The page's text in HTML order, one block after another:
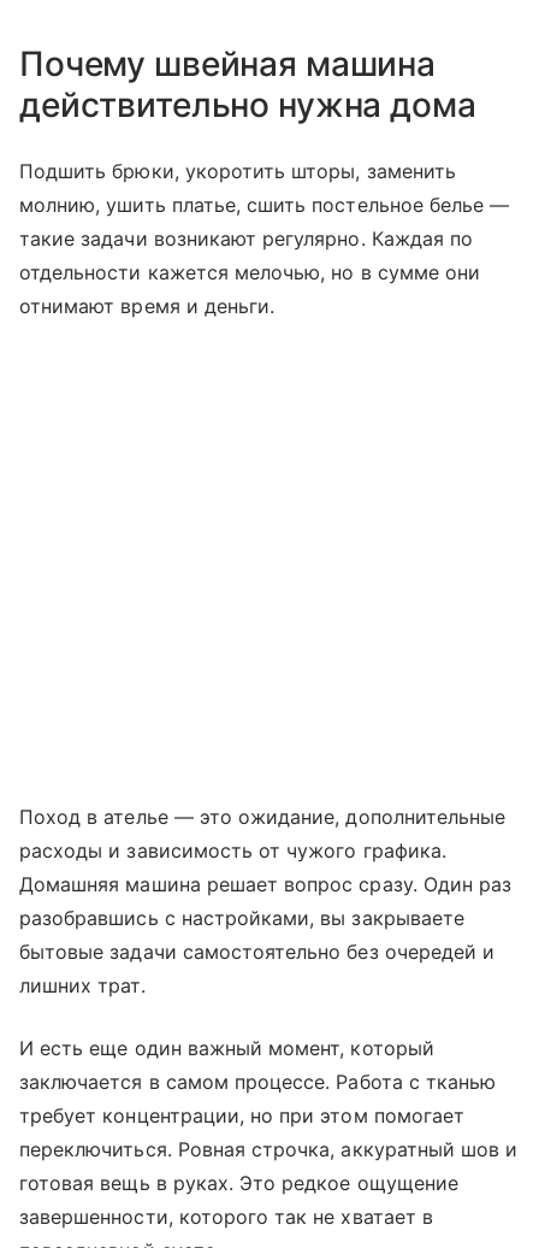
Почему швейная машина
действительно нужна дома
Подшить брюки, укоротить шторы, заменить
молнию, ушить платье, сшить постельное белье —
такие задачи возникают регулярно. Каждая по
отдельности кажется мелочью, но в сумме они
отнимают время и деньги.
Поход в ателье — это ожидание, дополнительные
расходы и зависимость от чужого графика.
Домашняя машина решает вопрос сразу. Один раз
разобравшись с настройками, вы закрываете
бытовые задачи самостоятельно без очередей и
лишних трат.
И есть еще один важный момент, который
заключается в самом процессе. Работа с тканью
требует концентрации, но при этом помогает
переключиться. Ровная строчка, аккуратный шов и
готовая вещь в руках. Это редкое ощущение
завершенности, которого так не хватает в